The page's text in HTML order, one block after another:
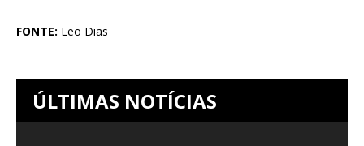
FONTE: Leo Dias
ÚLTIMAS NOTÍCIAS